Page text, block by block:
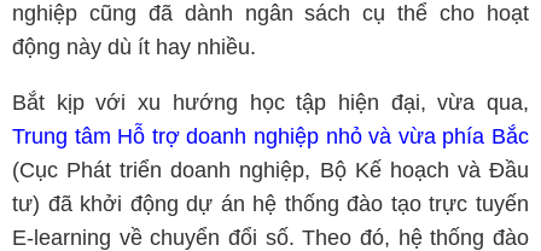
nghiệp cũng đã dành ngân sách cụ thể cho hoạt
động này dù ít hay nhiều.
Bắt kịp với xu hướng học tập hiện đại, vừa qua,
Trung tâm Hỗ trợ doanh nghiệp nhỏ và vừa phía Bắc
(Cục Phát triển doanh nghiệp, Bộ Kế hoạch và Đầu
tư) đã khởi động dự án hệ thống đào tạo trực tuyến
E-learning về chuyển đổi số. Theo đó, hệ thống đào